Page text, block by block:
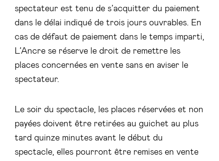
spectateur est tenu de s’acquitter du paiement
dans le délai indiqué de trois jours ouvrables. En
cas de défaut de paiement dans le temps imparti,
L’Ancre se réserve le droit de remettre les
places concernées en vente sans en aviser le
spectateur.
Le soir du spectacle, les places réservées et non
payées doivent être retirées au guichet au plus
tard quinze minutes avant le début du
spectacle, elles pourront être remises en vente